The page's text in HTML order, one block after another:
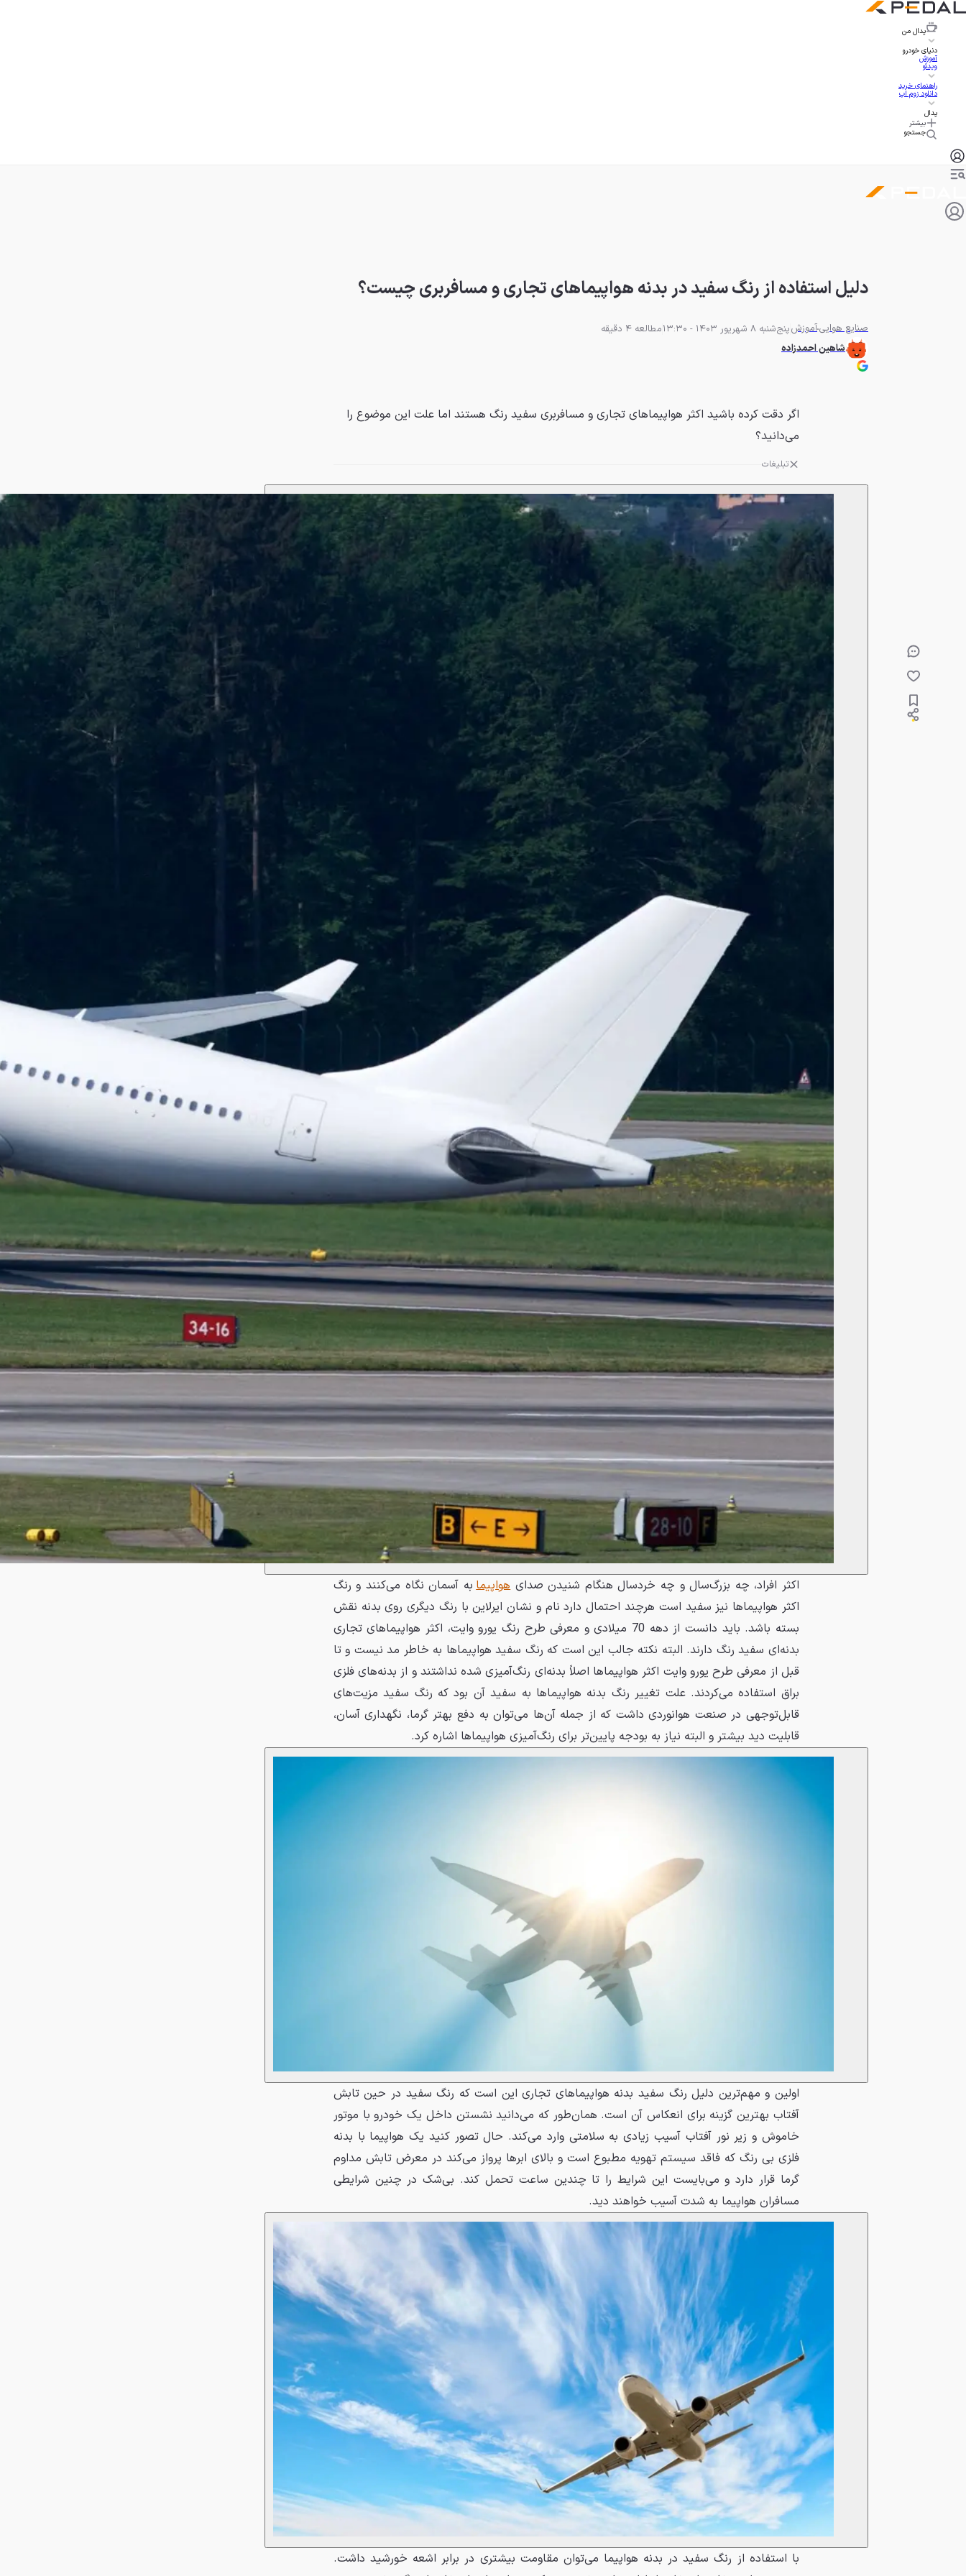
پدال من
دنیای خودرو
آموزش
ویدئو
راهنمای خرید
دانلود زوم اپ
پدال
بیشتر
جستجو
دلیل استفاده از رنگ سفید در بدنه هواپیماهای تجاری و مسافربری چیست؟
صنایع هواییآموزشپنج‌شنبه 8 شهریور 1403 - 13:30
مطالعه 4 دقیقه
شاهین احمدزاده
اگر دقت کرده باشید اکثر هواپیماهای تجاری و مسافربری سفید رنگ هستند اما علت این موضوع را
می‌دانید؟
تبلیغات
اکثر افراد، چه بزرگ‌سال و چه خردسال هنگام شنیدن صدایهواپیما به آسمان نگاه می‌کنند و رنگ
اکثر هواپیماها نیز سفید است هرچند احتمال دارد نام و نشان ایرلاین با رنگ دیگری روی بدنه نقش
بسته باشد. باید دانست از دهه 70 میلادی و معرفی طرح رنگ یورو وایت، اکثر هواپیماهای تجاری
بدنه‌ای سفید رنگ دارند. البته نکته جالب این است که رنگ سفید هواپیماها به خاطر مد نیست و تا
قبل از معرفی طرح یورو وایت اکثر هواپیماها اصلاً بدنه‌ای رنگ‌آمیزی شده نداشتند و از بدنه‌های فلزی
براق استفاده می‌کردند. علت تغییر رنگ بدنه هواپیماها به سفید آن بود که رنگ سفید مزیت‌های
قابل‌توجهی در صنعت هوانوردی داشت که از جمله آن‌ها می‌توان به دفع بهتر گرما، نگهداری آسان،
قابلیت دید بیشتر و البته نیاز به بودجه پایین‌تر برای رنگ‌آمیزی هواپیماها اشاره کرد.
اولین و مهم‌ترین دلیل رنگ سفید بدنه هواپیماهای تجاری این است که رنگ سفید در حین تابش
آفتاب بهترین گزینه برای انعکاس آن است. همان‌طور که می‌دانید نشستن داخل یک خودرو با موتور
خاموش و زیر نور آفتاب آسیب زیادی به سلامتی وارد می‌کند. حال تصور کنید یک هواپیما با بدنه
فلزی بی رنگ که فاقد سیستم تهویه مطبوع است و بالای ابرها پرواز می‌کند در معرض تابش مداوم
گرما قرار دارد و می‌بایست این شرایط را تا چندین ساعت تحمل کند. بی‌شک در چنین شرایطی
مسافران هواپیما به شدت آسیب خواهند دید.
با استفاده از رنگ سفید در بدنه هواپیما می‌توان مقاومت بیشتری در برابر اشعه خورشید داشت.